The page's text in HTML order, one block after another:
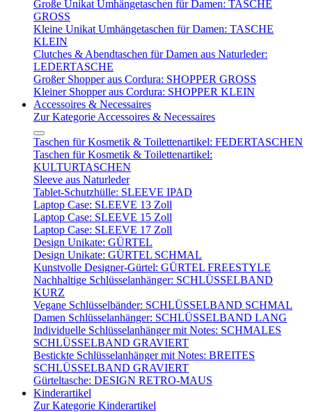
Große Unikat Umhängetaschen für Damen: TASCHE
GROSS
Kleine Unikat Umhängetaschen für Damen: TASCHE
KLEIN
Clutches & Abendtaschen für Damen aus Naturleder:
LEDERTASCHE
Großer Shopper aus Cordura: SHOPPER GROSS
Kleiner Shopper aus Cordura: SHOPPER KLEIN
Accessoires & Necessaires
Zur Kategorie Accessoires & Necessaires
Taschen für Kosmetik & Toilettenartikel: FEDERTASCHEN
Taschen für Kosmetik & Toilettenartikel:
KULTURTASCHEN
Sleeve aus Naturleder
Tablet-Schutzhülle: SLEEVE IPAD
Laptop Case: SLEEVE 13 Zoll
Laptop Case: SLEEVE 15 Zoll
Laptop Case: SLEEVE 17 Zoll
Design Unikate: GÜRTEL
Design Unikate: GÜRTEL SCHMAL
Kunstvolle Designer-Gürtel: GÜRTEL FREESTYLE
Nachhaltige Schlüsselanhänger: SCHLÜSSELBAND
KURZ
Vegane Schlüsselbänder: SCHLÜSSELBAND SCHMAL
Damen Schlüsselanhänger: SCHLÜSSELBAND LANG
Individuelle Schlüsselanhänger mit Notes: SCHMALES
SCHLÜSSELBAND GRAVIERT
Bestickte Schlüsselanhänger mit Notes: BREITES
SCHLÜSSELBAND GRAVIERT
Gürteltasche: DESIGN RETRO-MAUS
Kinderartikel
Zur Kategorie Kinderartikel